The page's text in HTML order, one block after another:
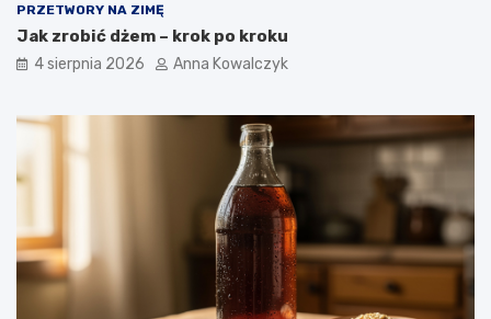
PRZETWORY NA ZIMĘ
Jak zrobić dżem – krok po kroku
4 sierpnia 2026 Anna Kowalczyk